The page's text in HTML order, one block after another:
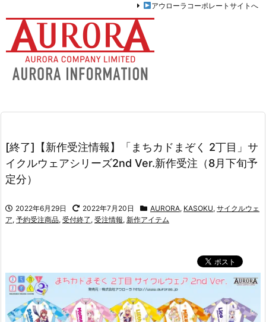
アウローラコーポレートサイトへ
[終了]【新作受注情報】「まちカドまぞく 2丁目」サ
イクルウェアシリーズ2nd Ver.新作受注（8月下旬予
定分）
2022年6月29日 2022年7月20日 AURORA, KASOKU, サイクルウェ
ア, 予約受注商品, 受付終了 , 受注情報, 新作アイテム